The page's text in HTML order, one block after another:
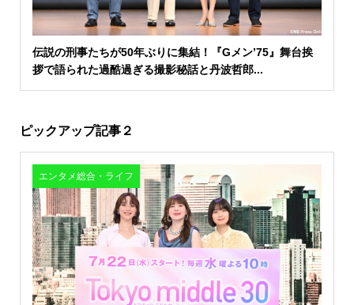
伝説の刑事たちが50年ぶりに集結！『Gメン’75』舞台挨
拶で語られた過酷過ぎる撮影秘話と丹波哲郎...
ピックアップ記事２
エンタメ総合・ライフ